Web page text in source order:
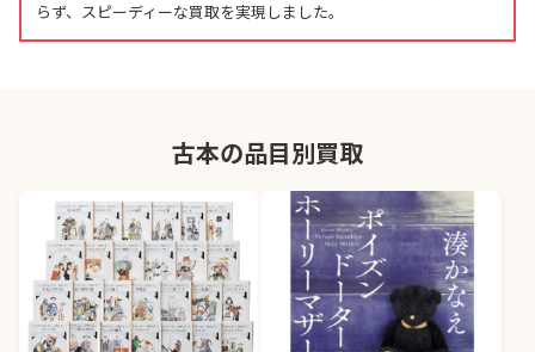
らず、スピーディーな買取を実現しました。
古本の品目別買取